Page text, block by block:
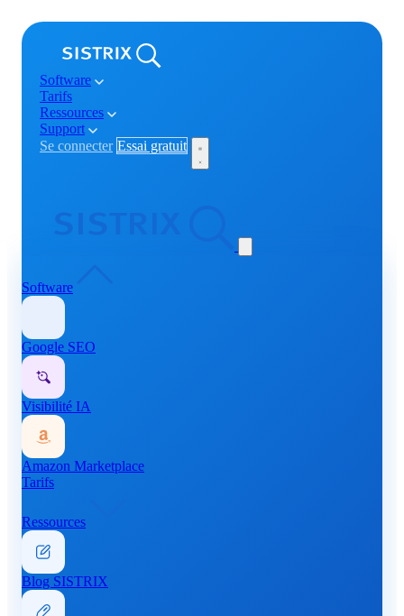
Software
Tarifs
Ressources
Support
Se connecter Essai gratuit
Software
Google SEO
Visibilité IA
Amazon Marketplace
Tarifs
Ressources
Blog SISTRIX